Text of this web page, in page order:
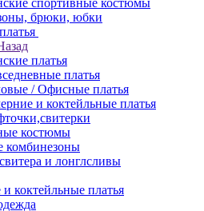
спортивные костюмы
брюки, юбки
платья
платья
/ Офисные платья
и коктейльные платья
костюмы
комбинезоны
и лонглсливы
коктейльные платья